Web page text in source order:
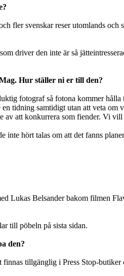
fler svenskar reser utomlands
driver den inte är så
Hur ställer ni er till den?
fotograf så fotona kommer
tidning samtidigt utan att veta
av att konkurrera som fiender. Vi
hört talas om att det fanns
Belsander bakom filmen
till pöbeln på sista sidan.
den?
tillgänglig i Press Stop-